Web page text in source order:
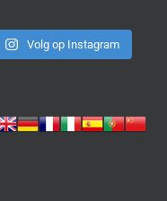
Volg op Instagram